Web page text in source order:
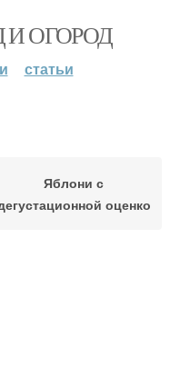
ОГОРОД
статьи
Яблони с
оценко